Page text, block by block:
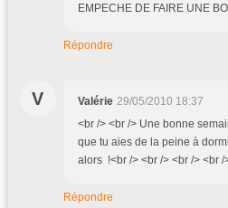
EMPECHE DE FAIRE UNE
Répondre
V Valérie 29/05/2010 18:37
<br /> <br /> Une bonne
que tu aies de la peine à
alors !<br /> <br /> <br /> <br /
Répondre